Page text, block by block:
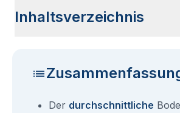
Inhaltsverzeichnis
Der durchschnittliche